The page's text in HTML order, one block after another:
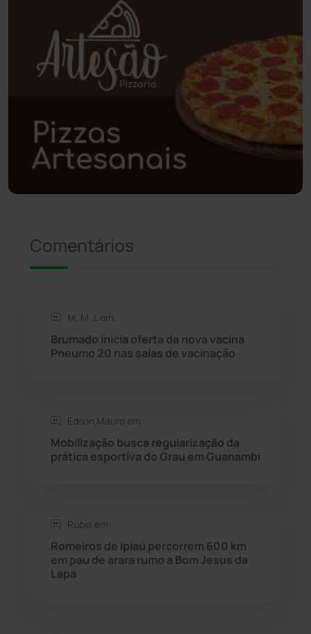
Planalto (59)
Poções (182)
Polícia Civil (57)
Polícia Militar (27)
Política (03)
Riacho de Santana
Rio de Contas
Rio do Antônio
Saúde
Seabra (50)
Sítio do Mato
Sudoeste Baiano
Comentários
M. M. L em:
Brumado inicia oferta da nova vacina
Pneumo 20 nas salas de vacinação
Edson Mauro em:
Mobilização busca regularização da
prática esportiva do Grau em Guanambi
Rúbia em:
Romeiros de Ipiaú percorrem 600 km
em pau de arara rumo a Bom Jesus da
Lapa